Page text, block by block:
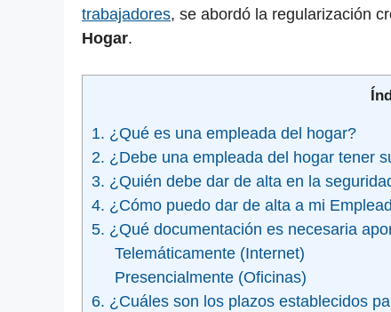
trabajadores, se abordó la regularización
Hogar.
1. ¿Qué es una empleada del hogar?
2. ¿Debe una empleada del hogar tener
3. ¿Quién debe dar de alta en la
4. ¿Cómo puedo dar de alta a mi
5. ¿Qué documentación es necesaria
Telemáticamente (Internet)
Presencialmente (Oficinas)
6. ¿Cuáles son los plazos establecidos